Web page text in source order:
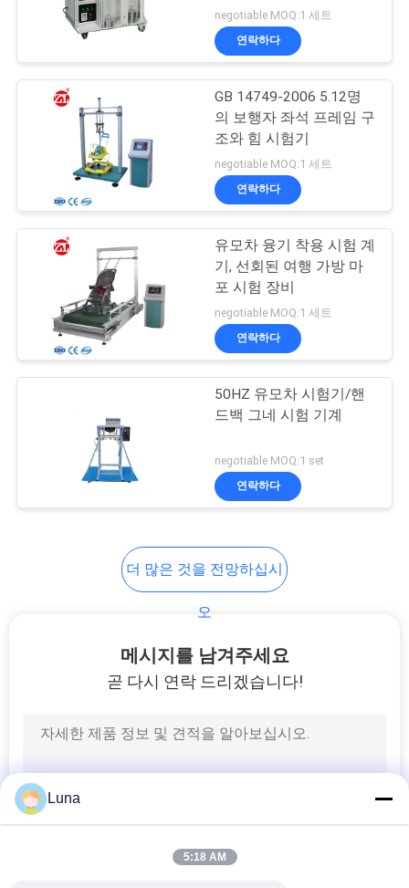
VR
이
PRIVACY
POLICY
포장 시험 장비
105
헬멧 시험기
직물 시험기
케이블 시험기
negotiable MOQ:1 세트
연락하다
GB 14749-2006 5.12명
의 보행자 좌석 프레임 구
조와 힘 시험기
negotiable MOQ:1 세트
연락하다
유모차 융기 착용 시험 계
기, 선회된 여행 가방 마
포 시험 장비
negotiable MOQ:1 세트
연락하다
50HZ 유모차 시험기/핸
드백 그네 시험 기계
negotiable MOQ:1 set
연락하다
더 많은 것을 전망하십시
오
메시지를 남겨주세요
곧 다시 연락 드리겠습니다!
Luna
5:18 AM